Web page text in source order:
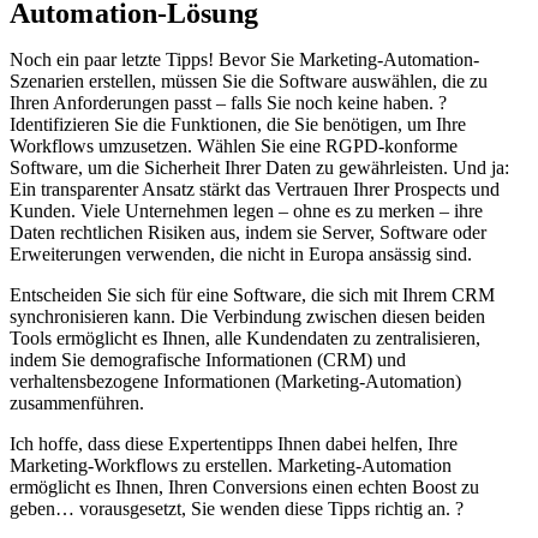
Automation-Lösung
Noch ein paar letzte Tipps! Bevor Sie Marketing-Automation-
Szenarien erstellen, müssen Sie die Software auswählen, die zu
Ihren Anforderungen passt – falls Sie noch keine haben. ?
Identifizieren Sie die Funktionen, die Sie benötigen, um Ihre
Workflows umzusetzen. Wählen Sie eine RGPD-konforme
Software, um die Sicherheit Ihrer Daten zu gewährleisten. Und ja:
Ein transparenter Ansatz stärkt das Vertrauen Ihrer Prospects und
Kunden. Viele Unternehmen legen – ohne es zu merken – ihre
Daten rechtlichen Risiken aus, indem sie Server, Software oder
Erweiterungen verwenden, die nicht in Europa ansässig sind.
Entscheiden Sie sich für eine Software, die sich mit Ihrem CRM
synchronisieren kann. Die Verbindung zwischen diesen beiden
Tools ermöglicht es Ihnen, alle Kundendaten zu zentralisieren,
indem Sie demografische Informationen (CRM) und
verhaltensbezogene Informationen (Marketing-Automation)
zusammenführen.
Ich hoffe, dass diese Expertentipps Ihnen dabei helfen, Ihre
Marketing-Workflows zu erstellen. Marketing-Automation
ermöglicht es Ihnen, Ihren Conversions einen echten Boost zu
geben… vorausgesetzt, Sie wenden diese Tipps richtig an. ?